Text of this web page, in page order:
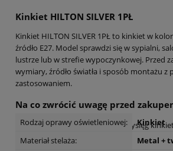
Kinkiet HILTON SILVER 1PŁ
Kinkiet HILTON SILVER 1PŁ to kinkiet w
źródło E27. Model sprawdzi się w sypialni,
lustrze lub w strefie wypoczynkowej. Przed
wymiary, źródło światła i sposób montażu z
zastosowaniem.
Na co zwrócić uwagę przed
Sprawdź wysokość, szerokość i wysięg
rozchodzenia się światła.
Rodzaj oprawy oświetleniowej:
Kinkiet
Materiał stelaża:
Metal +